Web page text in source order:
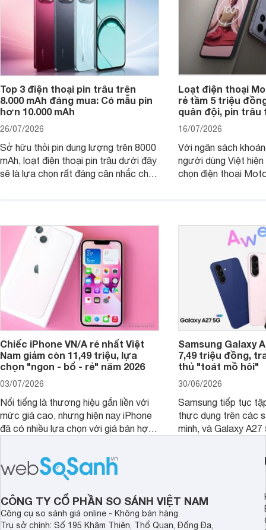
Top 3 điện thoại pin trâu trên
8.000 mAh đáng mua: Có mẫu pin
hơn 10.000 mAh
26/07/2026
Sở hữu thỏi pin dung lượng trên 8000
mAh, loạt điện thoại pin trâu dưới đây
sẽ là lựa chọn rất đáng cân nhắc cho
Loạt điện thoại
rẻ tầm 5 triệu
quân đội, pin trâu
16/07/2026
Với ngân sách
người dùng Việt
chọn điện thoại
Chiếc iPhone VN/A rẻ nhất Việt
Nam giảm còn 11,49 triệu, lựa
chọn "ngon - bổ - rẻ" năm 2026
03/07/2026
Nổi tiếng là thương hiệu gắn liền với
mức giá cao, nhưng hiện nay iPhone
đã có nhiều lựa chọn với giá bán hợp
cận sản phẩm chính hãng.
Samsung Galaxy
7,49 triệu đồng,
thủ "toát mồ hôi"
30/06/2026
Samsung tiếp tục
thực dụng trên các
mình, và Galaxy
tới cho người dùng
lượng với nhiều
CÔNG TY CỔ PHẦN SO SÁNH VIỆT NAM
Công cụ so sánh giá online - Không bán hàng
Trụ sở chính: Số 195 Khâm Thiên, Thổ Quan, Đống Đa,